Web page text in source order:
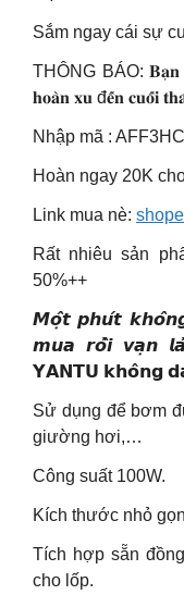
Sắm ngay cái sự
THÔNG BÁO: 𝐁𝐚̣𝐧
𝐡𝐨𝐚̀𝐧 𝐱𝐮 đ𝐞̂́𝐧 𝐜𝐮𝐨̂́𝐢
Nhập mã :
Hoàn ngay 20K
Link mua nè:
Rất nhiêu sản
50%++
𝙈𝙤̣̂𝙩 𝙥𝙝𝙪́𝙩
𝙢𝙪𝙖 𝙧𝙤̂̀𝙞 𝙫𝙖̣𝙣
𝗬𝗔𝗡𝗧𝗨 𝗸𝗵𝗼̂𝗻𝗴
Sử dụng để bơm
giường hơi,…
Công suất 100W.
Kích thước nhỏ
Tích hợp sẵn
cho lốp.